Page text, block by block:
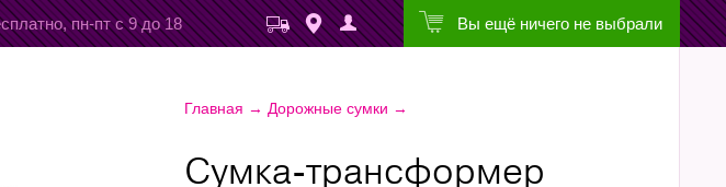
пн-пт с 9 до 18 Вы ещё ничего не выбрали
Главная → Дорожные сумки →
Сумка-трансформер